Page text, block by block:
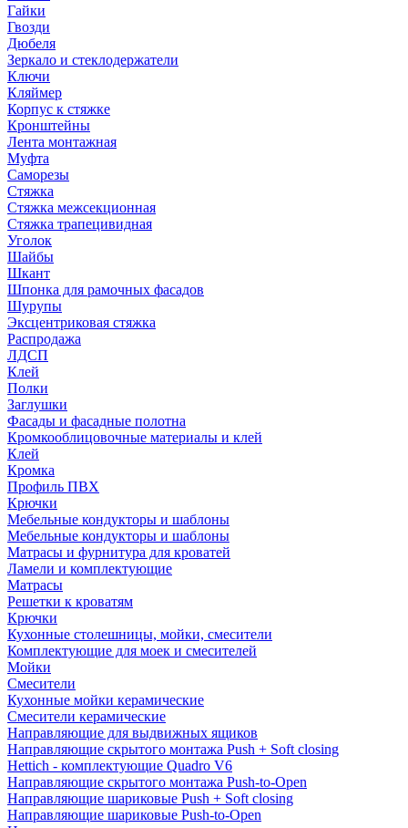
Гайки
Гвозди
Дюбеля
Зеркало и стеклодержатели
Ключи
Кляймер
Корпус к стяжке
Кронштейны
Лента монтажная
Муфта
Саморезы
Стяжка
Стяжка межсекционная
Стяжка трапецивидная
Уголок
Шайбы
Шкант
Шпонка для рамочных фасадов
Шурупы
Эксцентриковая стяжка
Распродажа
ЛДСП
Клей
Полки
Заглушки
Фасады и фасадные полотна
Кромкооблицовочные материалы и клей
Клей
Кромка
Профиль ПВХ
Крючки
Мебельные кондукторы и шаблоны
Мебельные кондукторы и шаблоны
Матрасы и фурнитура для кроватей
Ламели и комплектующие
Матрасы
Решетки к кроватям
Крючки
Кухонные столешницы, мойки, смесители
Комплектующие для моек и смесителей
Мойки
Смесители
Кухонные мойки керамические
Смесители керамические
Направляющие для выдвижных ящиков
Направляющие скрытого монтажа Push + Soft closing
Hettich - комплектующие Quadro V6
Направляющие скрытого монтажа Push-to-Open
Направляющие шариковые Push + Soft closing
Направляющие шариковые Push-to-Open